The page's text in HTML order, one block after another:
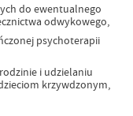
do ewentualnego
odwykowego,
psychoterapii
i udzielaniu
krzywdzonym,